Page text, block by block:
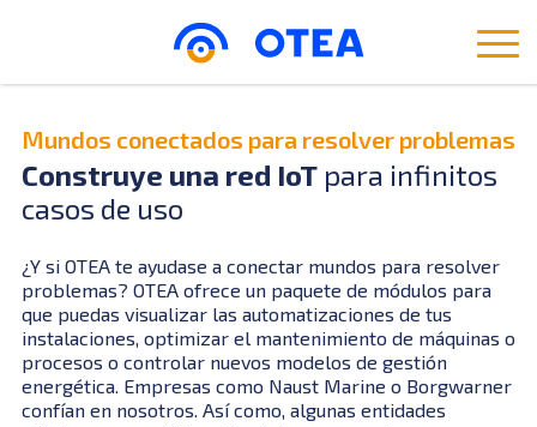
Mundos conectados para resolver problemas
Construye una red IoT para infinitos
casos de uso
¿Y si OTEA te ayudase a conectar mundos para resolver
problemas? OTEA ofrece un paquete de módulos para
que puedas visualizar las automatizaciones de tus
instalaciones, optimizar el mantenimiento de máquinas o
procesos o controlar nuevos modelos de gestión
energética. Empresas como Naust Marine o Borgwarner
confían en nosotros. Así como, algunas entidades